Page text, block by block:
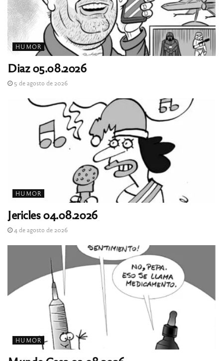
HUMOR
Diaz 05.08.2026
5 de agosto de 2026
HUMOR
Jericles 04.08.2026
4 de agosto de 2026
HUMOR